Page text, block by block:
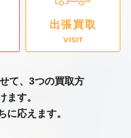
難品その他第三者
判明した場合
関係が損なわれた
お支払いするか、原
出張買取
VISIT
て、3つの買取方
ます。
に応えます。